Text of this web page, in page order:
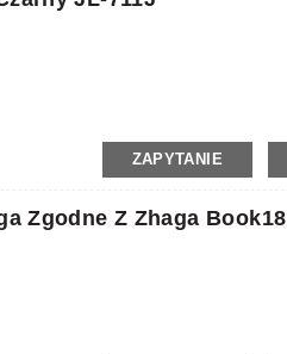
ZAPYTANIE
Zgodne Z Zhaga Book18